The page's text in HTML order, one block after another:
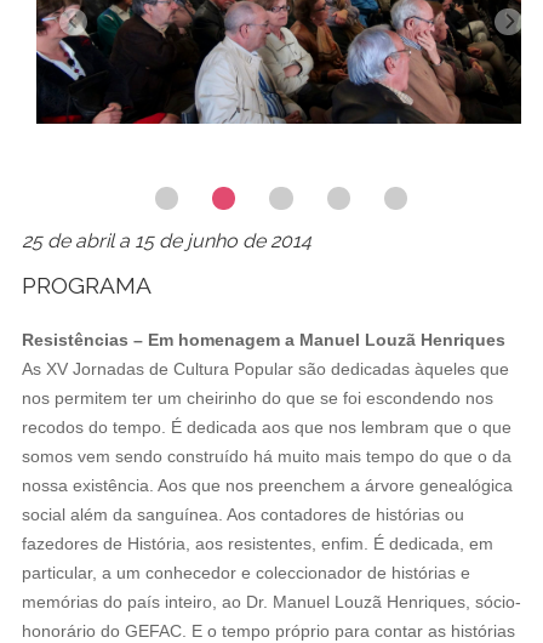
25 de abril a 15 de junho de 2014
PROGRAMA
Resistências – Em homenagem a Manuel Louzã Henriques
As XV Jornadas de Cultura Popular são dedicadas àqueles que
nos permitem ter um cheirinho do que se foi escondendo nos
recodos do tempo. É dedicada aos que nos lembram que o que
somos vem sendo construído há muito mais tempo do que o da
nossa existência. Aos que nos preenchem a árvore genealógica
social além da sanguínea. Aos contadores de histórias ou
fazedores de História, aos resistentes, enfim. É dedicada, em
particular, a um conhecedor e coleccionador de histórias e
memórias do país inteiro, ao Dr. Manuel Louzã Henriques, sócio-
honorário do GEFAC. E o tempo próprio para contar as histórias